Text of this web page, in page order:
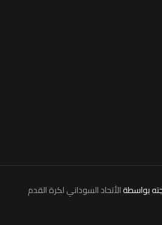
الأتحاد السوداني لكرة القدم